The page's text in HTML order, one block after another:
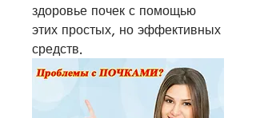
здоровье почек с помощью
этих простых, но эффективных
средств.